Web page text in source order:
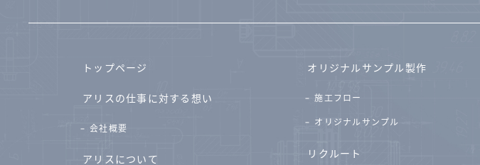
トップページ
アリスの仕事に対する想い
会社概要
アリスについて
オリジナルサンプル製作
施工フロー
オリジナルサンプル
リクルート